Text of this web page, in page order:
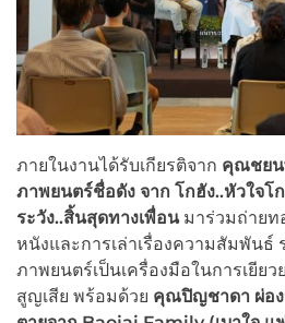
ภายในงานได้รับเกียรติจาก คุณชยน
ภาพยนตร์ชื่อดัง จาก โกฮัง..หัวใจโ
ระวัง..สิ้นสุดทางเพื่อนมาร่วมถ่ายท
หนังและการเล่าเรื่องความสัมพันธ์
ภาพยนตร์เป็นเครื่องมือในการเยีย
สูญเสีย พร้อมด้วย คุณปิญชาดา ผ่อ